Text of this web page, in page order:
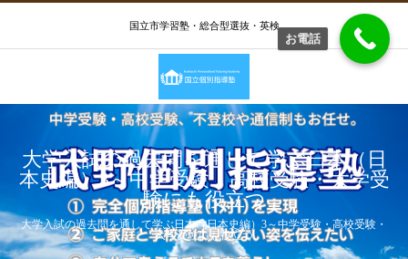
国立市学習塾・総合型選抜・英検
大学入試の過去問を通して学ぶ日本（日
本史編）3～中学受験・高校受験・大学受
験にも役立つ
大学入試の過去問を通して学ぶ日本（日本史編）3～中学受験・高校受験・
大学受験にも役立つ
お電話